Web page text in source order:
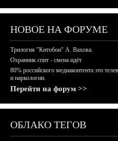
НОВОЕ НА ФОРУМЕ
Трилогия "Китобои" А. Вахова.
Охранник спит - смена идёт
80% российского медиаконтента это
и наркологии.
Перейти на форум >>
ОБЛАКО ТЕГОВ